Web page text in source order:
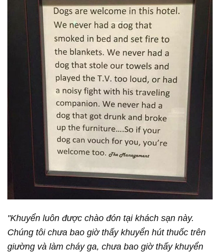
"Khuyển luôn được chào đón tại khách sạn này.
Chúng tôi chưa bao giờ thấy khuyển hút thuốc trên
giường và làm cháy ga, chưa bao giờ thấy khuyển